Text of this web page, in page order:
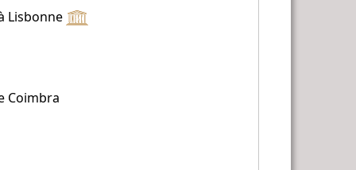
Lisbonne
Coimbra